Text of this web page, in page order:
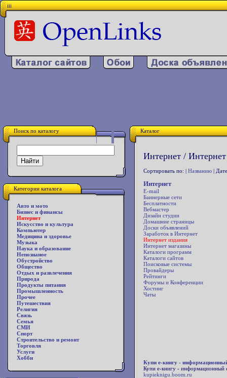
iii
Поиск по каталогу
Категории каталога
Авто и мото
Бизнес и финансы
Интернет
Искусство и культура
Компьютер
Медицина и здоровье
Музыка
Наука и образование
Непознаное
Обустройство
Общество
Отдых и развлечения
Природа
Продукты питания
Промышленность
Прочее
Путешествия
Религия
Связь
Семья
СМИ
Спорт
Строительство и ремонт
Торговля
Услуги
Хобби
Каталог
Интернет /
Сортировать по: | Названию |
Интернет
E-mail
Баннерные сети
Бесплатности
Вебмастер
Дизайн студии
Домашние страницы
Доски объявлений
Заработок в Интернет
Интернет издания
Интернет магазины
Каталоги программ
Каталоги сайтов
Поисковые системы
Провайдеры
Рейтинги
Форумы и Конференции
Хостинг
Чаты
Купи е-книгу -
Купи е-книгу - информационный
kupieknigu.boom.ru